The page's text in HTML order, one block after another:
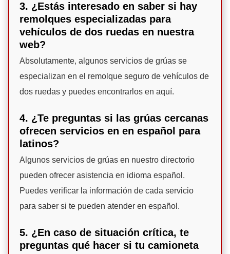
3. ¿Estás interesado en saber si hay
remolques especializadas para
vehículos de dos ruedas en nuestra
web?
Absolutamente, algunos servicios de grúas se
especializan en el remolque seguro de vehículos de
dos ruedas y puedes encontrarlos en aquí.
4. ¿Te preguntas si las grúas cercanas
ofrecen servicios en en español para
latinos?
Algunos servicios de grúas en nuestro directorio
pueden ofrecer asistencia en idioma español.
Puedes verificar la información de cada servicio
para saber si te pueden atender en español.
5. ¿En caso de situación crítica, te
preguntas qué hacer si tu camioneta